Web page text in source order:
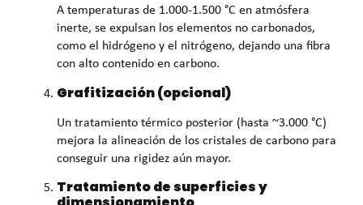
A temperaturas de 1.000-1.500 °C en atmósfera
inerte, se expulsan los elementos no carbonados,
como el hidrógeno y el nitrógeno, dejando una fibra
con alto contenido en carbono.
Grafitización (opcional)
Un tratamiento térmico posterior (hasta ~3.000 °C)
mejora la alineación de los cristales de carbono para
conseguir una rigidez aún mayor.
Tratamiento de superficies y